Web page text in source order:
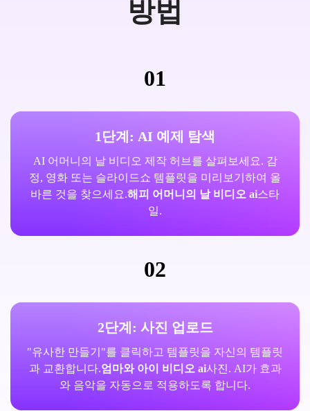
방법
01
1단계: AI 예제 탐색
AI 어머니의 날 비디오 제작 허브를 살펴보세요. 감
정, 영화 또는 슬라이드쇼 템플릿을 미리보기하여 올
바른 것을 찾으세요.해피 어머니의 날 비디오 ai스타
일.
02
2단계: 사진 업로드
"유사한 만들기"를 클릭하고 템플릿을 자신의 템플릿
과 교환합니다.엄마와 아이 비디오 ai사진. AI가 효과
와 음악을 자동으로 적용하도록 합니다.